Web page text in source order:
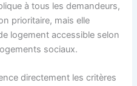
à tous les demandeurs,
prioritaire, mais elle
logement accessible selon
sociaux.
directement les critères